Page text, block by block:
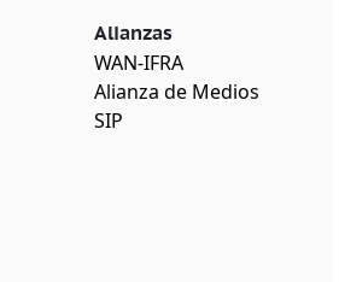
Alianzas
WAN-IFRA
Alianza de Medios
SIP